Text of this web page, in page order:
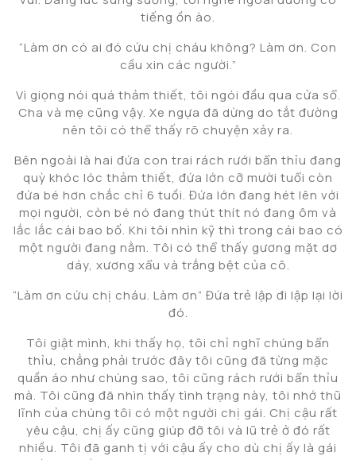
tiếng ồn ào.
“Làm ơn có ai đó cứu chị cháu không? Làm ơn. Con
cầu xin các người.”
Vì giọng nói quá thảm thiết, tôi ngói đầu qua cửa sổ.
Cha và mẹ cũng vậy. Xe ngựa đã dừng do tắt đường
nên tôi có thể thấy rõ chuyện xảy ra.
Bên ngoài là hai đứa con trai rách rưới bẩn thỉu đang
quỳ khóc lóc thảm thiết, đứa lớn cỡ mười tuổi còn
đứa bé hơn chắc chỉ 6 tuồi. Đứa lớn đang hét lên với
mọi người, còn bé nó đang thút thít nó đang ôm và
lắc lắc cái bao bố. Khi tôi nhìn kỹ thì trong cái bao có
một người đang nằm. Tôi có thể thấy gương mặt dơ
dáy, xương xẩu và trắng bệt của cô.
“Làm ơn cứu chị cháu. Làm ơn” Đứa trẻ lập đi lập lại lời
đó.
Tôi giật mình, khi thấy họ, tôi chỉ nghĩ chúng bẩn
thỉu, chẳng phải trước đây tôi cũng đã từng mặc
quần áo như chúng sao, tôi cũng rách rưới bẩn thỉu
mà. Tôi cũng đã nhìn thấy tình trạng này, tôi nhớ thũ
lĩnh của chúng tôi có một người chị gái. Chị cậu rất
yêu cậu, chị ấy cũng giúp đỡ tôi và lũ trẻ ở đó rất
nhiều. Tôi đã ganh tị với cậu ấy cho dù chị ấy là gái